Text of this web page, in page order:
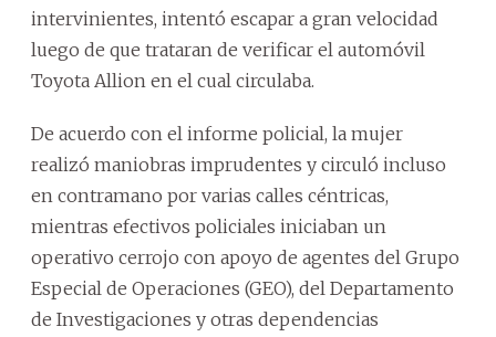
intervinientes, intentó escapar a gran velocidad
luego de que trataran de verificar el automóvil
Toyota Allion en el cual circulaba.
De acuerdo con el informe policial, la mujer
realizó maniobras imprudentes y circuló incluso
en contramano por varias calles céntricas,
mientras efectivos policiales iniciaban un
operativo cerrojo con apoyo de agentes del Grupo
Especial de Operaciones (GEO), del Departamento
de Investigaciones y otras dependencias